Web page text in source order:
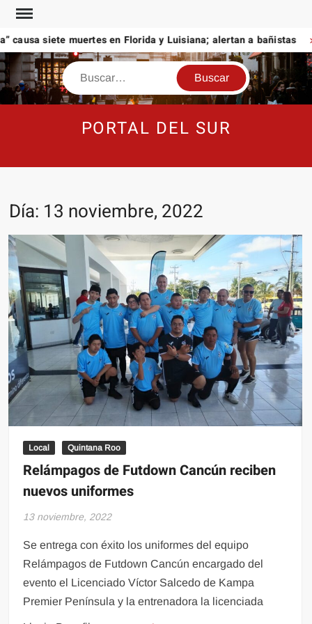
Saltar
contenidosiete muertes en Florida y Luisiana; alertan a bañistas
Buscar
PORTAL DEL SUR
Día: 13 noviembre, 2022
Local Quintana Roo
Relámpagos de Futdown Cancún reciben
nuevos uniformes
13 noviembre, 2022
Se entrega con éxito los uniformes del equipo
Relámpagos de Futdown Cancún encargado del
evento el Licenciado Víctor Salcedo de Kampa
Premier Península y la entrenadora la licenciada